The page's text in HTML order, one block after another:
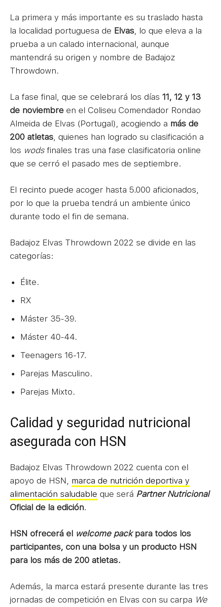
La primera y más importante es su traslado hasta
la localidad portuguesa de Elvas , lo que eleva a la
prueba a un calado internacional, aunque
mantendrá su origen y nombre de Badajoz
Throwdown.
La fase final, que se celebrará los días 11, 12 y 13
de noviembre en el Coliseu Comendador Rondao
Almeida de Elvas (Portugal), acogiendo a más de
200 atletas , quienes han logrado su clasificación a
los wodsfinales tras una fase clasificatoria online
que se cerró el pasado mes de septiembre.
El recinto puede acoger hasta 5.000 aficionados,
por lo que la prueba tendrá un ambiente único
durante todo el fin de semana.
Badajoz Elvas Throwdown 2022 se divide en las
categorías:
Élite.
RX
Máster 35-39.
Máster 40-44.
Teenagers 16-17.
Parejas Masculino.
Parejas Mixto.
Calidad y seguridad nutricional
asegurada con HSN
Badajoz Elvas Throwdown 2022 cuenta con el
apoyo de HSN, marca de nutrición deportiva y
alimentación saludable que será Partner Nutricional
Oficial de la edición.
HSN ofrecerá el welcome packpara todos los
participantes, con una bolsa y un producto HSN
para los más de 200 atletas.
Además, la marca estará presente durante las tres
jornadas de competición en Elvas con su carpa We